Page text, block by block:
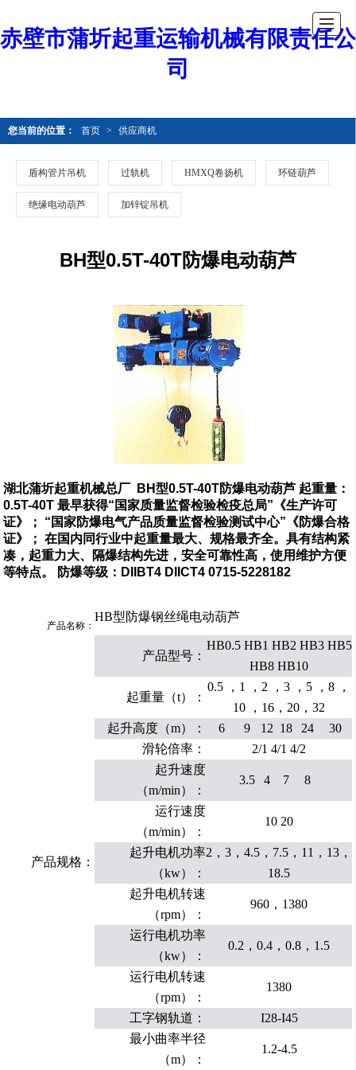
赤壁市蒲圻起重运输机械有限责任公
司
您当前的位置： 首页 > 供应商机
盾构管片吊机 过轨机 HMXQ卷扬机 环链葫芦
绝缘电动葫芦 加锌锭吊机
BH型0.5T-40T防爆电动葫芦
湖北蒲圻起重机械总厂 BH型0.5T-40T防爆电动葫芦 起重量：
0.5T-40T 最早获得“国家质量监督检验检疫总局”《生产许可
证》； “国家防爆电气产品质量监督检验测试中心”《防爆合格
证》； 在国内同行业中起重量最大、规格最齐全。具有结构紧
凑，起重力大、隔爆结构先进，安全可靠性高，使用维护方便
等特点。 防爆等级：DIIBT4 DIICT4 0715-5228182
产品名称：
HB型防爆钢丝绳电动葫芦
产品规格：
产品型号：
HB0.5 HB1 HB2 HB3 HB5
HB8 HB10
起重量（t）：
0.5 ，1 ，2 ，3 ，5 ，8 ，
10 ，16，20，32
起升高度（m）：
6 9 12 18 24
30
滑轮倍率：
2/1 4/1 4/2
起升速度
（m/min）：
3.5 4 7 8
运行速度
（m/min）：
10 20
起升电机功率
（kw）：
2，3，4.5，7.5，11，13，
18.5
起升电机转速
（rpm）：
960，1380
运行电机功率
（kw）：
0.2，0.4，0.8，1.5
运行电机转速
（rpm）：
1380
工字钢轨道：
I28-I45
最小曲率半径
（m）：
1.2-4.5